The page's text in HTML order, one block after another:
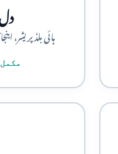
ہائی بلڈ پریشر،